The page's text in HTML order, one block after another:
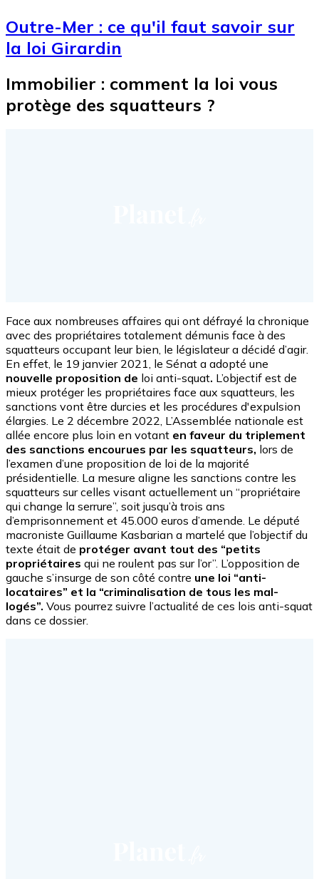
Outre-Mer : ce qu'il faut savoir sur
la loi Girardin
Immobilier : comment la loi vous
protège des squatteurs ?
Face aux nombreuses affaires qui ont défrayé la chronique
avec des propriétaires totalement démunis face à des
squatteurs occupant leur bien, le législateur a décidé d’agir.
En effet, le 19 janvier 2021, le Sénat a adopté une
nouvelle proposition de loi anti-squat. L’objectif est de
mieux protéger les propriétaires face aux squatteurs, les
sanctions vont être durcies et les procédures d'expulsion
élargies. Le 2 décembre 2022, L’Assemblée nationale est
allée encore plus loin en votant en faveur du triplement
des sanctions encourues par les squatteurs, lors de
l’examen d’une proposition de loi de la majorité
présidentielle. La mesure aligne les sanctions contre les
squatteurs sur celles visant actuellement un “propriétaire
qui change la serrure”, soit jusqu’à trois ans
d’emprisonnement et 45.000 euros d’amende. Le député
macroniste Guillaume Kasbarian a martelé que l’objectif du
texte était de protéger avant tout des “petits
propriétaires qui ne roulent pas sur l’or”. L’opposition de
gauche s’insurge de son côté contre une loi “anti-
locataires” et la “criminalisation de tous les mal-
logés”. Vous pourrez suivre l’actualité de ces lois anti-squat
dans ce dossier.